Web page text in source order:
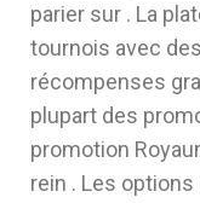
parier sur . La
tournois avec
récompenses
plupart des
promotion
rein . Les